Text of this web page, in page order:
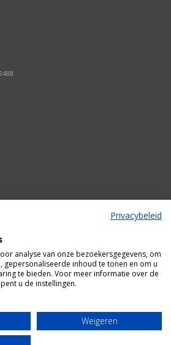
door
Privacybeleid
analyse van onze bezoekersgegevens, om
gepersonaliseerde inhoud te tonen en om u
te bieden. Voor meer informatie over de
u de instellingen.
Weigeren